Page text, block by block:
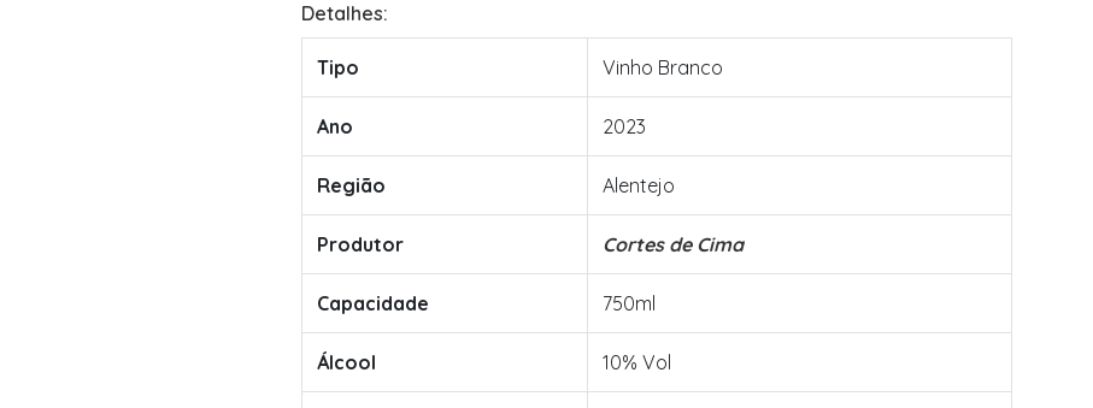
Detalhes:
Tipo Vinho Branco
Ano 2023
Região Alentejo
Produtor Cortes de Cima
Capacidade 750ml
Álcool 10% Vol